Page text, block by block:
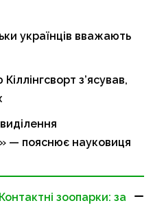
українців вважають
з’ясував,
— пояснює науковиця
зоопарки: за